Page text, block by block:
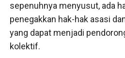
sepenuhnya menyusut, ada
penegakkan hak-hak asasi
yang dapat menjadi
kolektif.